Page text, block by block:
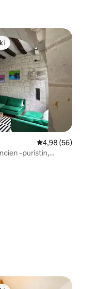
parhaimmistoa
Keskimääräinen
4,98 (56)
-puristin,